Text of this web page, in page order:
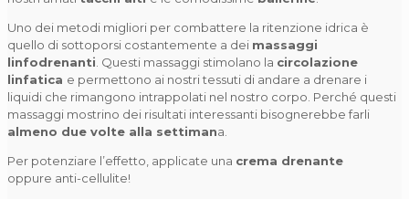
Uno dei metodi migliori per combattere la ritenzione idrica è
quello di sottoporsi costantemente a dei massaggi
linfodrenanti. Questi massaggi stimolano la circolazione
linfatica e permettono ai nostri tessuti di andare a drenare i
liquidi che rimangono intrappolati nel nostro corpo. Perché questi
massaggi mostrino dei risultati interessanti bisognerebbe farli
almeno due volte alla settimana.
Per potenziare l’effetto, applicate una crema drenante
oppure anti-cellulite!